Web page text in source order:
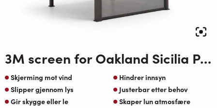
3M screen for Oakland Sicilia Pergola Koks
Skjerming mot vind
Hindrer innsyn
Slipper gjennom lys
Justerbar etter behov
Gir skygge eller le
Skaper lun atmosfære